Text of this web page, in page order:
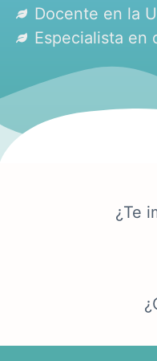
Docente en la
Especialista en
¿Te